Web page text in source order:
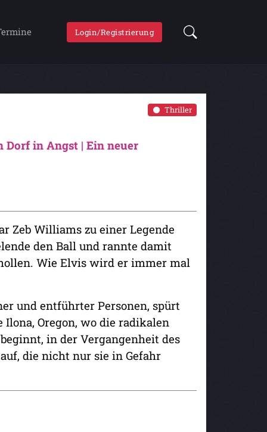
Login/Registrierung
Thriller
in Angst | Ein neuer
Zeb Williams zu einer Legende
den Ball und rannte damit
Wie Elvis wird er immer mal
und entführter Personen, spürt
Oregon, wo die radikalen
in der Vergangenheit des
die nicht nur sie in Gefahr